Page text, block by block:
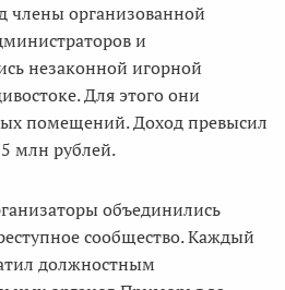
члены организованной
и
незаконной игорной
Для этого они
помещений. Доход превысил
млн рублей.
объединились
сообщество. Каждый
должностным